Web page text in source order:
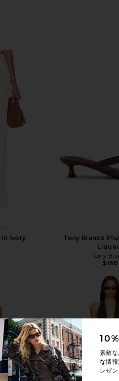
in Ivory
Tony Bianco
Tony
$160
もっと
素敵な
な情
レゼン